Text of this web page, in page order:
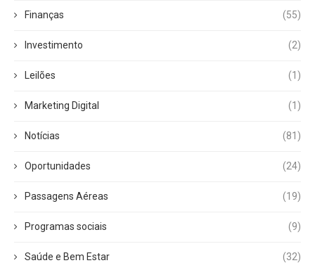
Finanças (55)
Investimento (2)
Leilões (1)
Marketing Digital (1)
Notícias (81)
Oportunidades (24)
Passagens Aéreas (19)
Programas sociais (9)
Saúde e Bem Estar (32)